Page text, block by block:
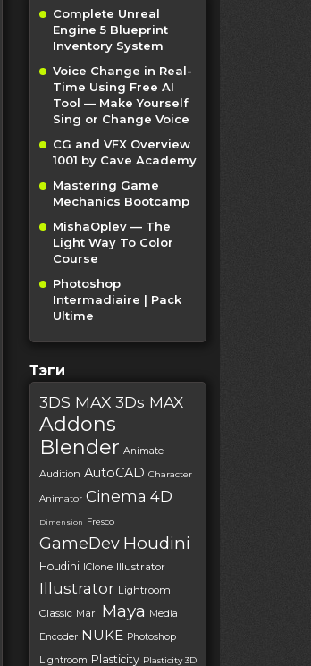
Complete Unreal
Engine 5 Blueprint
Inventory System
Voice Change in Real-
Time Using Free AI
Tool — Make Yourself
Sing or Change Voice
CG and VFX Overview
1001 by Cave Academy
Mastering Game
Mechanics Bootcamp
MishaOplev — The
Light Way To Color
Course
Photoshop
Intermadiaire | Pack
Ultime
Тэги
3DS MAX 3Ds MAX
Addons
Blender Animate
Audition AutoCAD Character
Animator Cinema 4D
Dimension Fresco
GameDev Houdini
Houdini IClone Illustrator
Illustrator Lightroom
Classic Mari Maya
Media
Encoder NUKE Photoshop
Lightroom Plasticity Plasticity 3D